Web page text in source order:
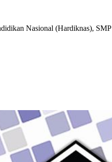
Nasional (Hardiknas),